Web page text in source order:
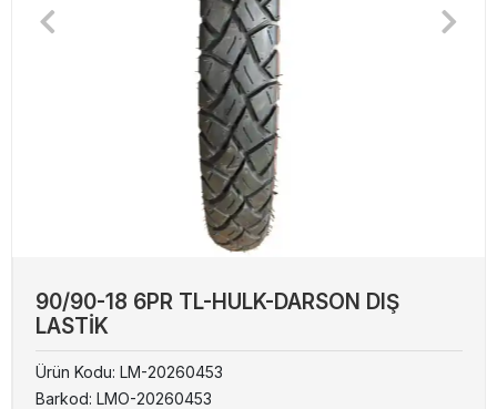
90/90-18 6PR TL-HULK-DARSON DIŞ
LASTİK
Ürün Kodu: LM-20260453
Barkod: LMO-20260453